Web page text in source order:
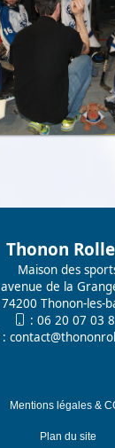
Thonon
Maison des
avenue de la
74200 Thonon-les-
: 06 20 07 03
:
Mentions légales &
Plan du site